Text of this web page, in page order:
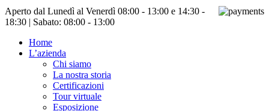
Chiudi
menu
Aperto dal Lunedì al Venerdì 08:00 - 13:00 e 14:30 -
18:30 | Sabato: 08:00 - 13:00
Home
L’azienda
Chi siamo
La nostra storia
Certificazioni
Tour virtuale
Esposizione